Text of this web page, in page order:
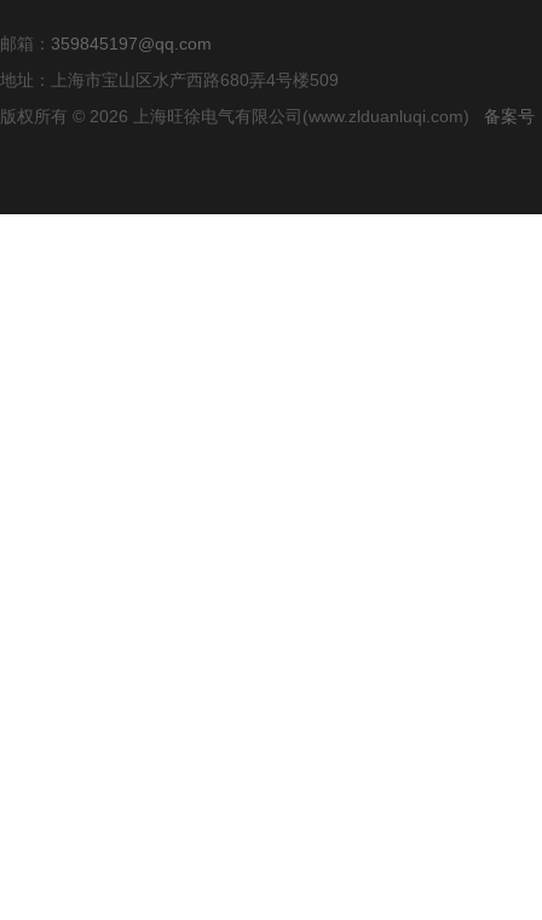
邮箱： 359845197@qq.com
地址：上海市宝山区水产西路680弄4号楼509
版权所有 © 2026 上海旺徐电气有限公司(www.zlduanluqi.com) 备案号